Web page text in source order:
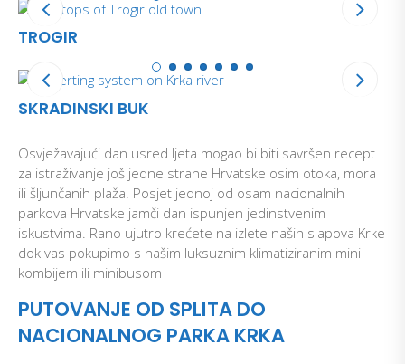
TROGIR
SKRADINSKI BUK
Osvježavajući dan usred ljeta mogao bi biti savršen recept
za istraživanje još jedne strane Hrvatske osim otoka, mora
ili šljunčanih plaža. Posjet jednoj od osam nacionalnih
parkova Hrvatske jamči dan ispunjen jedinstvenim
iskustvima. Rano ujutro krećete na izlete naših slapova Krke
dok vas pokupimo s našim luksuznim klimatiziranim mini
kombijem ili minibusom
PUTOVANJE OD SPLITA DO
NACIONALNOG PARKA KRKA